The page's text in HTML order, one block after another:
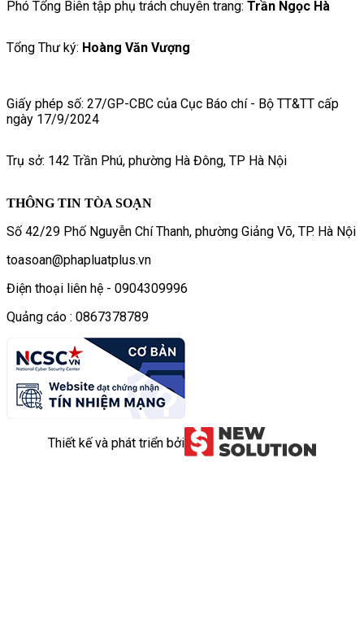
Phó Tổng Biên tập phụ trách chuyên trang: Trần Ngọc Hà
Tổng Thư ký: Hoàng Văn Vượng
Giấy phép số: 27/GP-CBC của Cục Báo chí - Bộ TT&TT cấp
ngày 17/9/2024
Trụ sở: 142 Trần Phú, phường Hà Đông, TP Hà Nội
THÔNG TIN TÒA SOẠN
Số 42/29 Phố Nguyễn Chí Thanh, phường Giảng Võ, TP. Hà Nội
toasoan@phapluatplus.vn
Điện thoại liên hệ - 0904309996
Quảng cáo : 0867378789
Thiết kế và phát triển bởi